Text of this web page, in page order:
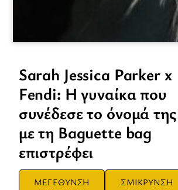
Sarah Jessica Parker x
Fendi: Η γυναίκα που
συνέδεσε το όνομά της
με τη Baguette bag
επιστρέφει
ΜΕΓΕΘΥΝΣΗ
ΣΜΙΚΡΥΝΣΗ